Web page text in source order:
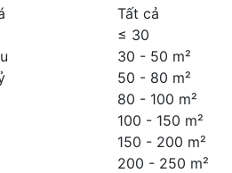
Tất cả
≤ 30
30 - 50 m²
50 - 80 m²
80 - 100 m²
100 - 150 m²
150 - 200 m²
200 - 250 m²